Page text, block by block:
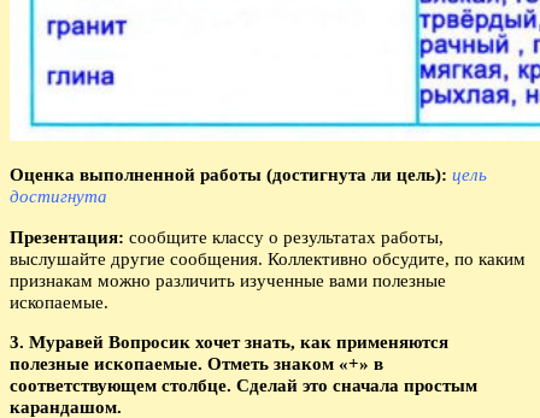
Оценка выполненной работы (достигнута ли цель): цель
достигнута
Презентация: сообщите классу о результатах работы,
выслушайте другие сообщения. Коллективно обсудите, по каким
признакам можно различить изученные вами полезные
ископаемые.
3. Муравей Вопросик хочет знать, как применяются
полезные ископаемые. Отметь знаком «+» в
соответствующем столбце. Сделай это сначала простым
карандашом.